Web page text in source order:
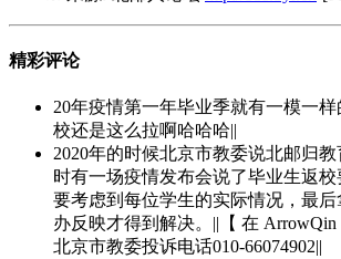
精彩评论
20年疫情第一年毕业季就有一模一
校还是这么拉啊哈哈哈||
2020年的时候北京市教委说北邮归
时有一场疫情发布会说了毕业生返校
要考虑到每位学生的实际情况，最
办反映才得到解决。||【 在
北京市教委投诉电话010-66074902||